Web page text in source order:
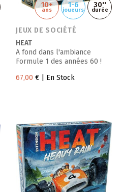
10+
ans
1-6
joueurs
30''
durée
JEUX DE SOCIÉTÉ
HEAT
A fond dans l'ambiance
Formule 1 des années 60 !
67,00 € | En Stock